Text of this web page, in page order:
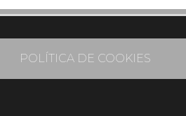
POLÍTICA DE COOKIES